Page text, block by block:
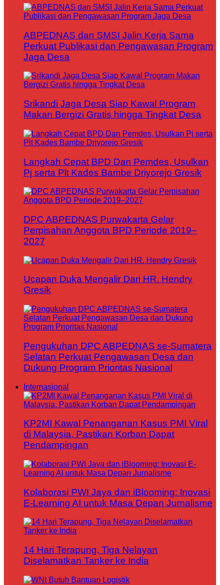
ABPEDNAS dan SMSI Jalin Kerja Sama
Perkuat Publikasi dan Pengawasan Program
Jaga Desa
Srikandi Jaga Desa Siap Kawal Program
Makan Bergizi Gratis hingga Tingkat Desa
Langkah Cepat BPD Dan Pemdes, Usulkan
Pj serta Plt Kades Bambe Driyorejo Gresik
DPC ABPEDNAS Purwakarta Gelar
Perpisahan Anggota BPD Periode 2019–
2027
Ucapan Duka Mengalir Dari HR. Hendry
Gresik
Pengukuhan DPC ABPEDNAS se-Sumatera
Selatan Perkuat Pengawasan Desa dan
Dukung Program Prioritas Nasional
Internasional
KP2MI Kawal Penanganan Kasus PMI Viral
di Malaysia, Pastikan Korban Dapat
Pendampingan
Kolaborasi PWI Jaya dan iBlooming: Inovasi
E-Learning AI untuk Masa Depan Jurnalisme
14 Hari Terapung, Tiga Nelayan
Diselamatkan Tanker ke India